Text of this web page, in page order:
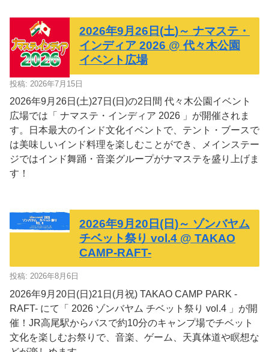
2026年9月26日(土)～ ナマステ・
インディア 2026 @ 代々木公園
イベント広場
投稿: 2026年7月15日
2026年9月26日(土)27日(日)の2日間 代々木公園イベント
広場では「 ナマステ・インディア 2026 」が開催されま
す。日本最大のインド文化イベントで、テント・ブースで
は美味しいインド料理を楽しむことができ、メインステー
ジではインド舞踊・音楽グループがナマステを盛り上げま
す！
2026年9月20日(日)～ ゾンバヤム
チベット祭り vol.4 @ TAKAO
CAMP-RAFT-
投稿: 2026年8月6日
2026年9月20日(日)21日(月祝) TAKAO CAMP PARK -
RAFT- にて「 2026 ゾンバヤム チベット祭り vol.4 」が開
催！JR高尾駅からバスで約10分のキャンプ場でチベット
文化を楽しむお祭りで、音楽、ゲーム、天真体道や瞑想な